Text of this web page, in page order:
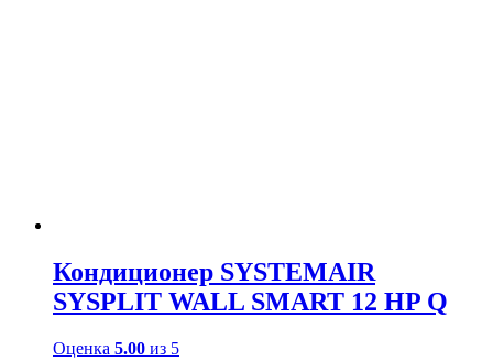
Кондиционер SYSTEMAIR
SYSPLIT WALL SMART 12 HP Q
Оценка 5.00 из 5